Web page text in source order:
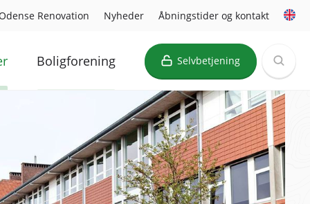
Renovation Nyheder Åbningstider og kontakt
Boligforening Selvbetjening